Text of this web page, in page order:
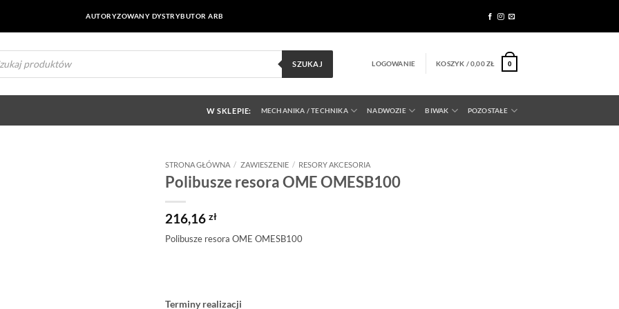
AUTORYZOWANY DYSTRYBUTOR ARB
SZUKAJ LOGOWANIE KOSZYK /0,00ZŁ 0
W SKLEPIE: MECHANIKA / TECHNIKA NADWOZIE BIWAK POZOSTAŁE
STRONA GŁÓWNA / ZAWIESZENIE / RESORY AKCESORIA
Polibusze resora OME OMESB100
216,16 zł
Polibusze resora OME OMESB100
Terminy realizacji